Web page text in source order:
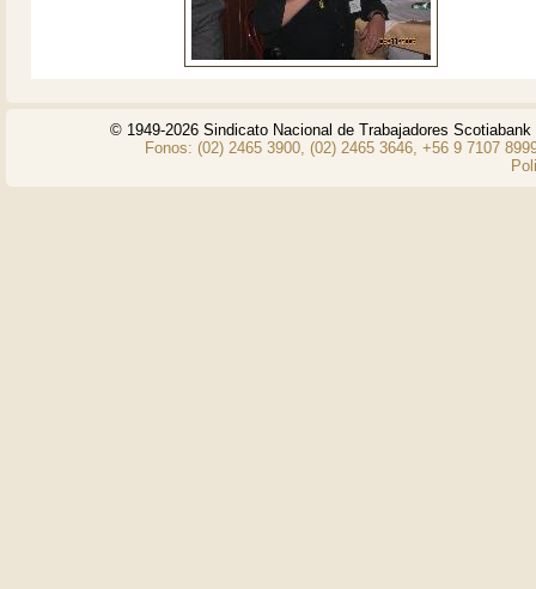
© 1949-2026 Sindicato Nacional de Trabajadores
Fonos: (02) 2465 3900, (02) 2465 3646, +56 9 7107